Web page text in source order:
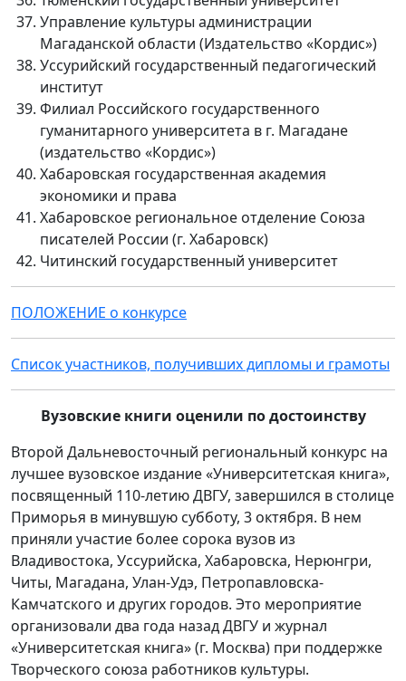
Управление культуры администрации
Магаданской области (Издательство «Кордис»)
Уссурийский государственный педагогический
институт
Филиал Российского государственного
гуманитарного университета в г. Магадане
(издательство «Кордис»)
Хабаровская государственная академия
экономики и права
Хабаровское региональное отделение Союза
писателей России (г. Хабаровск)
Читинский государственный университет
ПОЛОЖЕНИЕ о конкурсе
Список участников, получивших дипломы и грамоты
Вузовские книги оценили по достоинству
Второй Дальневосточный региональный конкурс на
лучшее вузовское издание «Университетская книга»,
посвященный 110-летию ДВГУ, завершился в столице
Приморья в минувшую субботу, 3 октября. В нем
приняли участие более сорока вузов из
Владивостока, Уссурийска, Хабаровска, Нерюнгри,
Читы, Магадана, Улан-Удэ, Петропавловска-
Камчатского и других городов. Это мероприятие
организовали два года назад ДВГУ и журнал
«Университетская книга» (г. Москва) при поддержке
Творческого союза работников культуры.